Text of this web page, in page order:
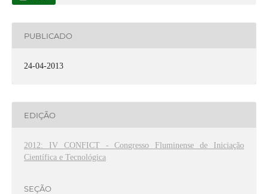
PUBLICADO
24-04-2013
EDIÇÃO
2012: IV CONFICT - Congresso Fluminense de Iniciação
Científica e Tecnológica
SEÇÃO